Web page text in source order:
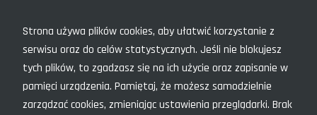
Strona używa plików cookies, aby ułatwić korzystanie z
serwisu oraz do celów statystycznych. Jeśli nie blokujesz
tych plików, to zgadzasz się na ich użycie oraz zapisanie w
pamięci urządzenia. Pamiętaj, że możesz samodzielnie
zarządzać cookies, zmieniając ustawienia przeglądarki. Brak